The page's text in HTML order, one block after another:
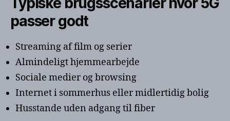
passer godt
Streaming af film og serier
Almindeligt hjemmearbejde
Sociale medier og browsing
Internet i sommerhus eller midlertidig bolig
Husstande uden adgang til fiber